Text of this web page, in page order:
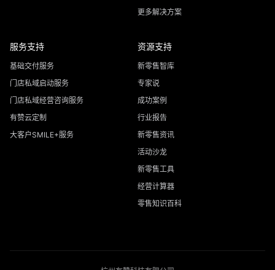
更多解决方案
服务支持
基础交付服务
门店私域启动服务
门店私域经营咨询服务
有赞云定制
大客户SMILE+服务
资源支持
新零售智库
专家说
成功案例
行业报告
新零售资讯
活动沙龙
新零售工具
经营计算器
零售知识百科